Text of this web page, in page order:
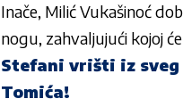
Inače, Milić Vukašinoć
nogu, zahvaljujući kojoj
Stefani vrišti iz sveg
Tomića!